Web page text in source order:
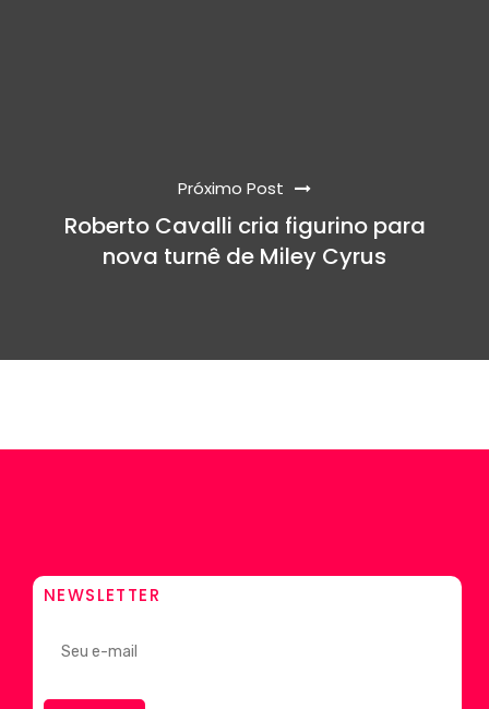
Próximo Post
Roberto Cavalli cria figurino para
nova turnê de Miley Cyrus
NEWSLETTER